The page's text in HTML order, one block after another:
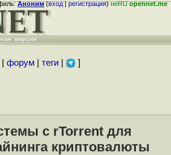
Аноним(вход|регистрация)неRUopennet.me
форум| теги| ]
с rTorrent для
криптовалюты